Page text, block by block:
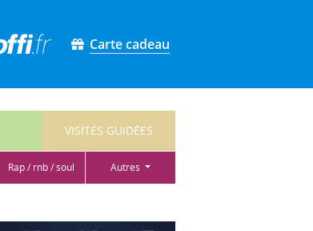
Carte cadeau
VISITES GUIDÉES
rap / rnb / soul autres